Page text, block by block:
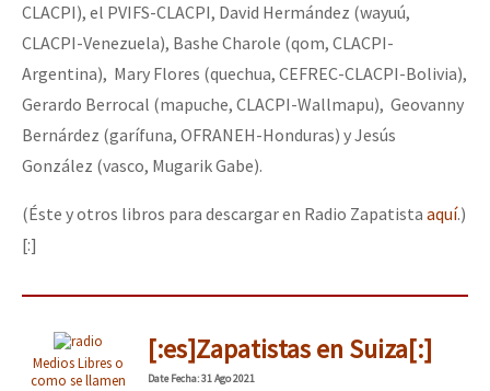
CLACPI), el PVIFS-CLACPI, David Hermández (wayuú,
CLACPI-Venezuela), Bashe Charole (qom, CLACPI-
Argentina), Mary Flores (quechua, CEFREC-CLACPI-Bolivia),
Gerardo Berrocal (mapuche, CLACPI-Wallmapu), Geovanny
Bernárdez (garífuna, OFRANEH-Honduras) y Jesús
González (vasco, Mugarik Gabe).
(Éste y otros libros para descargar en Radio Zapatista aquí.)
[:]
Medios Libres o
como se llamen
[:es]Zapatistas en Suiza[:]
DateFecha: 31 Ago 2021